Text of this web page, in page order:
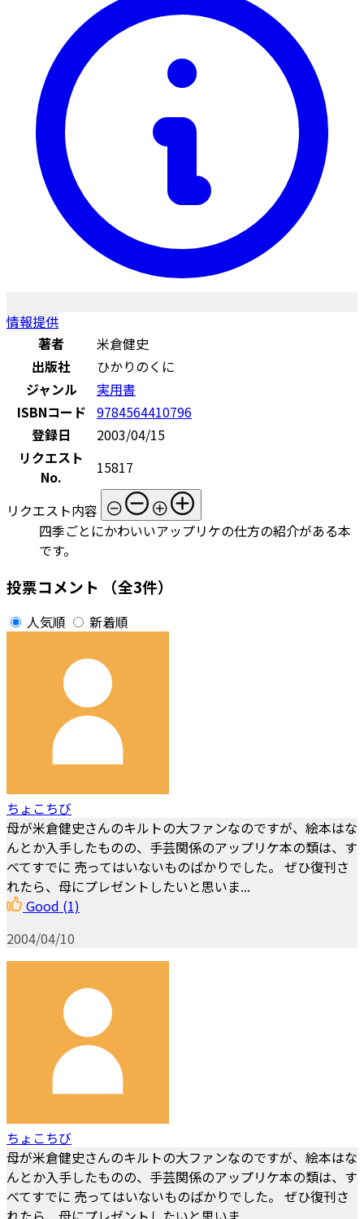
情報提供
著者
米倉健史
出版社
ひかりのくに
ジャンル
実用書
ISBNコード 9784564410796
登録日
2003/04/15
リクエスト
No.
15817
リクエスト内容
四季ごとにかわいいアップリケの仕方の紹介がある本
です。
投票コメント （全3件）
人気順 新着順
ちょこちび
母が米倉健史さんのキルトの大ファンなのですが、絵本はな
んとか入手したものの、手芸関係のアップリケ本の類は、す
べてすでに 売ってはいないものばかりでした。 ぜひ復刊さ
れたら、母にプレゼントしたいと思いま...
Good (1)
2004/04/10
ちょこちび
母が米倉健史さんのキルトの大ファンなのですが、絵本はな
んとか入手したものの、手芸関係のアップリケ本の類は、す
べてすでに 売ってはいないものばかりでした。 ぜひ復刊さ